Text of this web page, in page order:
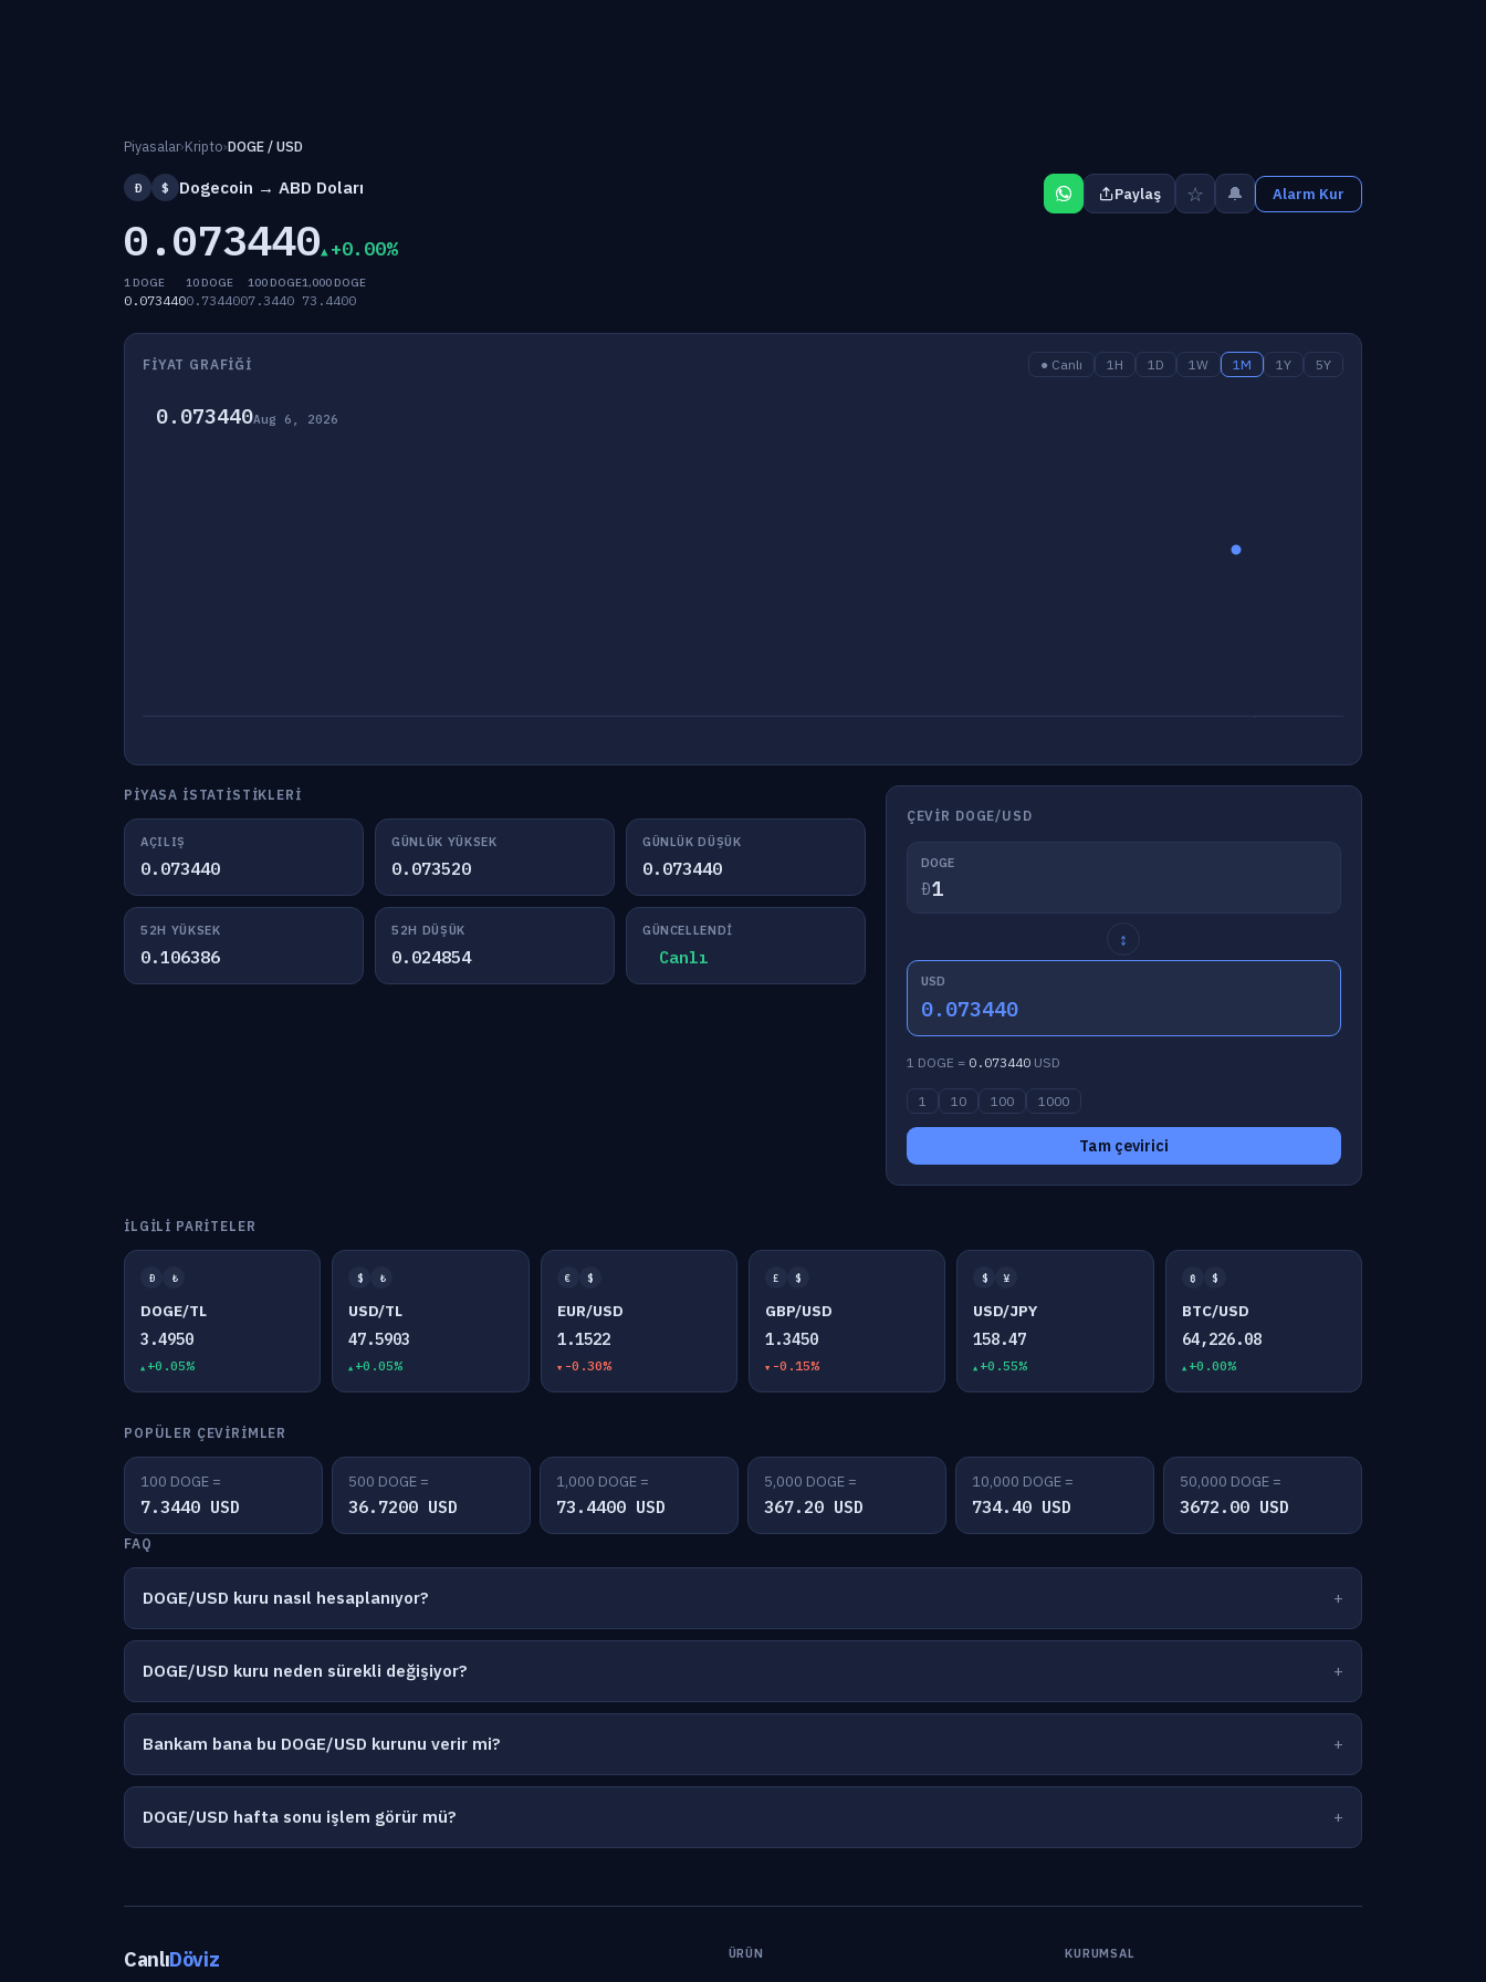
Piyasalar›Kripto›DOGE / USD
Ð $ Dogecoin → ABD Doları
0.073440 +0.00%
1 DOGE
0.073440
10 DOGE
0.734400
100 DOGE
7.3440
1,000 DOGE
73.4400
Paylaş ☆ 🔔 Alarm Kur
FIYAT GRAFIĞI ● Canlı 1H 1D 1W 1M 1Y 5Y
0.073440Aug 6, 2026
PIYASA İSTATISTIKLERI
AÇILIŞ
0.073440
GÜNLÜK YÜKSEK
0.073520
GÜNLÜK DÜŞÜK
0.073440
52H YÜKSEK
0.106386
52H DÜŞÜK
0.024854
GÜNCELLENDI
Canlı
ÇEVIR DOGE/USD
DOGE
Ð
↕
USD
0.073440
1 DOGE = 0.073440USD
1 10 100 1000
Tam çevirici
İLGILI PARITELER
Ð ₺
DOGE/TL
3.4950
+0.05%
$ ₺
USD/TL
47.5903
+0.05%
€ $
EUR/USD
1.1522
-0.30%
£ $
GBP/USD
1.3450
-0.15%
$ ¥
USD/JPY
158.47
+0.55%
₿ $
BTC/USD
64,226.08
+0.00%
POPÜLER ÇEVIRIMLER
100 DOGE =
7.3440 USD
500 DOGE =
36.7200 USD
1,000 DOGE =
73.4400 USD
5,000 DOGE =
367.20 USD
10,000 DOGE =
734.40 USD
50,000 DOGE =
3672.00 USD
FAQ
DOGE/USD kuru nasıl hesaplanıyor?
DOGE/USD kuru neden sürekli değişiyor?
Bankam bana bu DOGE/USD kurunu verir mi?
DOGE/USD hafta sonu işlem görür mü?
CanlıDöviz ÜRÜN KURUMSAL